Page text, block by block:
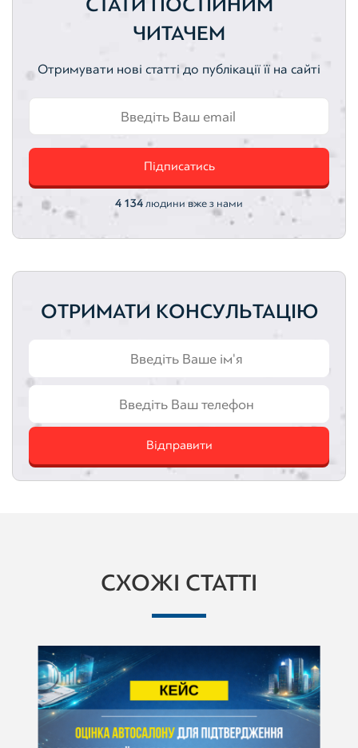
Оцінка активів
Земельні ділянки Нематеріальні активи
Автотранспортні засоби
Оцінка акцій Оцінка облігацій
ЧИТАЧЕМ
Отримувати нові статті до публікації її на сайті
Підписатись
4 134 людини вже з нами
ОТРИМАТИ КОНСУЛЬТАЦІЮ
Відправити
СХОЖІ СТАТТІ